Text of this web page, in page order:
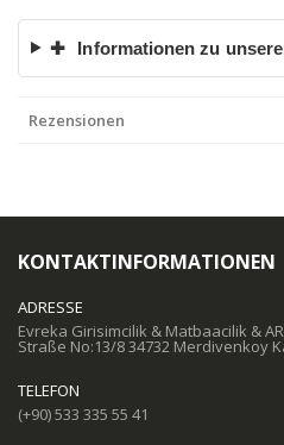
✚ Informationen zu
Rezensionen
KONTAKTINFORMATIONEN
ADRESSE
Evreka Girisimcilik & Matbaacilik &
Straße No:13/8 34732 Merdivenkoy
TELEFON
(+90) 533 335 55 41